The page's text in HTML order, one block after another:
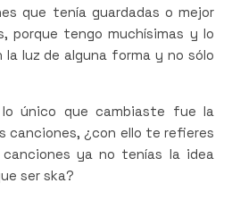
que tenía guardadas o mejor
porque tengo muchísimas y lo
la luz de alguna forma y no sólo
único que cambiaste fue la
canciones, ¿con ello te refieres
ya no tenías la idea
ser ska?